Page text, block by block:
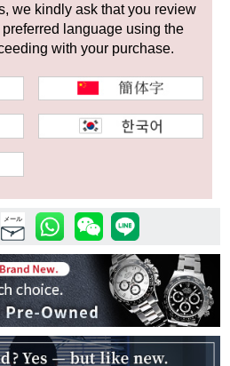
状態から探す
未使用品
アンティーク品
SALE
で商品を絞り込む
検索はこちら
用ガイド
we kindly ask that you review
language using the
with your purchase.
メール